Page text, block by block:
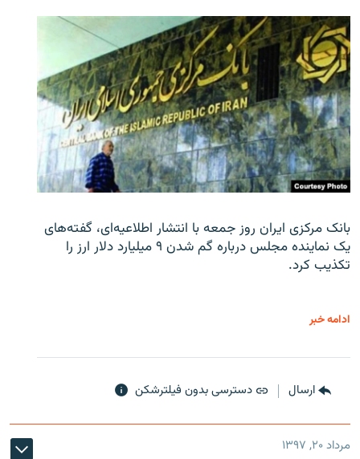
بانک مرکزی ایران روز جمعه با انتشار اطلاعیه‌ای، گفته‌های
یک نماینده مجلس درباره گم شدن ۹ میلیارد دلار ارز را
تکذیب کرد.
ادامه خبر
ارسال دسترسی بدون فیلترشکن
مرداد ۲۰, ۱۳۹۷